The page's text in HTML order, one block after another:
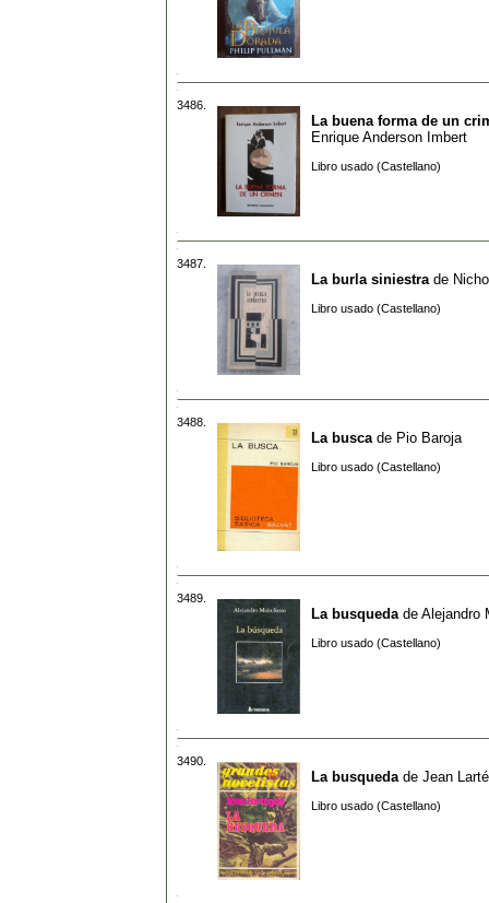
3486.
La buena forma de un
Enrique Anderson Imbert
Libro usado (Castellano)
3487.
La burla siniestra de
Libro usado (Castellano)
3488.
La busca de Pio Baroja
Libro usado (Castellano)
3489.
La busqueda de Alejandro
Libro usado (Castellano)
3490.
La busqueda de Jean
Libro usado (Castellano)